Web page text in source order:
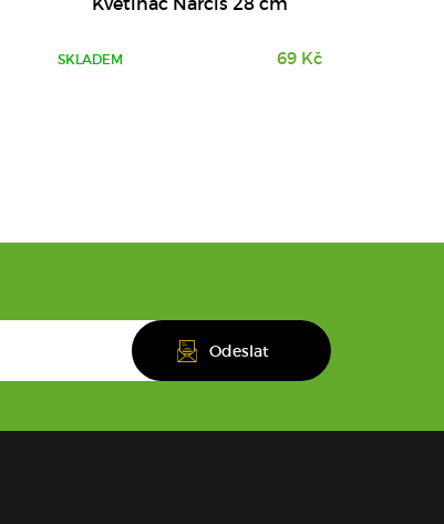
SKLADEM 69 Kč